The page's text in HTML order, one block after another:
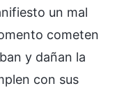
un mal
cometen
y dañan la
con sus